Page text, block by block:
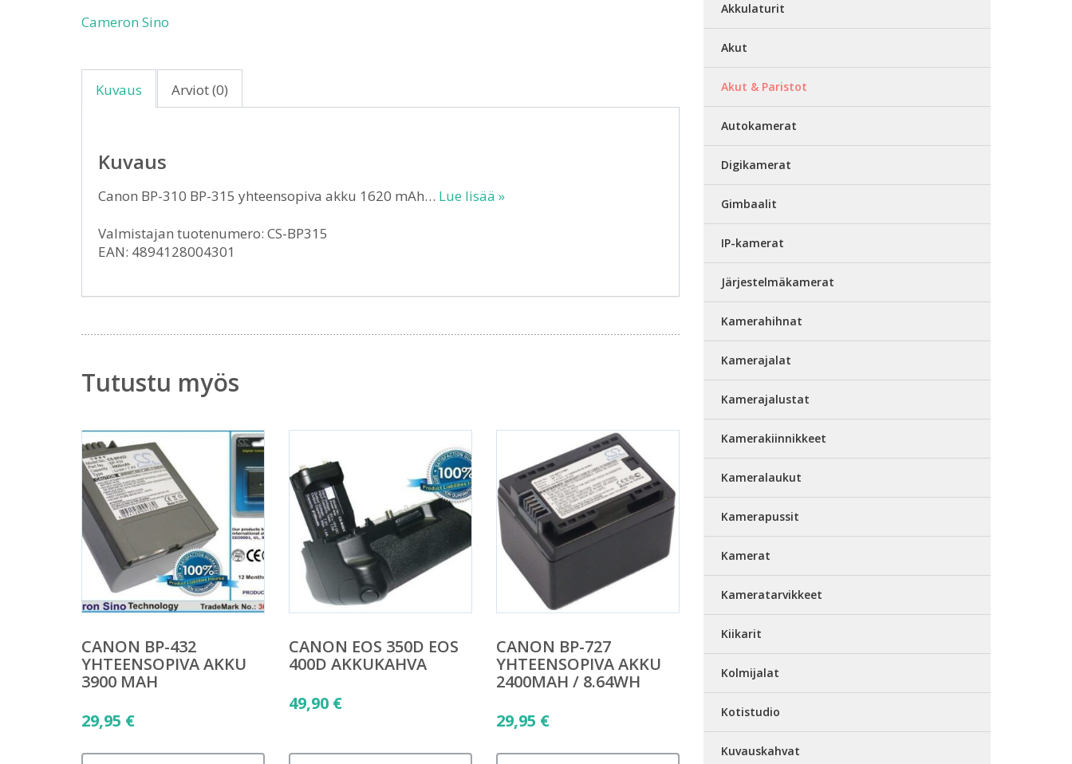
Cameron Sino
Kuvaus Arviot (0)
Kuvaus
Canon BP-310 BP-315 yhteensopiva akku 1620 mAh… Lue lisää »
Valmistajan tuotenumero: CS-BP315
EAN: 4894128004301
Tutustu myös
CANON BP-432
YHTEENSOPIVA AKKU
3900 MAH
29,95 €
CANON EOS 350D EOS
400D AKKUKAHVA
49,90 €
CANON BP-727
YHTEENSOPIVA AKKU
2400MAH / 8.64WH
29,95 €
Akkulaturit
Akut
Akut & Paristot
Autokamerat
Digikamerat
Gimbaalit
IP-kamerat
Järjestelmäkamerat
Kamerahihnat
Kamerajalat
Kamerajalustat
Kamerakiinnikkeet
Kameralaukut
Kamerapussit
Kamerat
Kameratarvikkeet
Kiikarit
Kolmijalat
Kotistudio
Kuvauskahvat